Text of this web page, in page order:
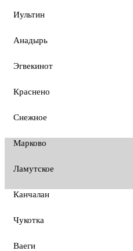
Иультин
Анадырь
Эгвекинот
Краснено
Снежное
Марково
Ламутское
Канчалан
Чукотка
Ваеги